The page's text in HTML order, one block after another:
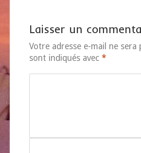
Laisser un
Votre adresse e-mail ne sera
sont indiqués avec *